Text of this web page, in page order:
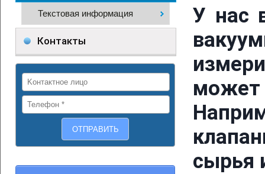
Текстовая информация
Контакты
У нас
сырья